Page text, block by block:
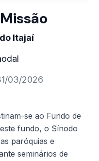
Itajaí
03/2026
se ao Fundo de
fundo, o Sínodo
paróquias e
seminários de